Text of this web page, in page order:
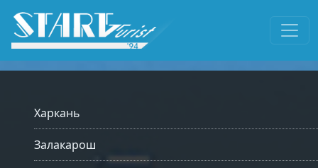
Харкань
Залакарош